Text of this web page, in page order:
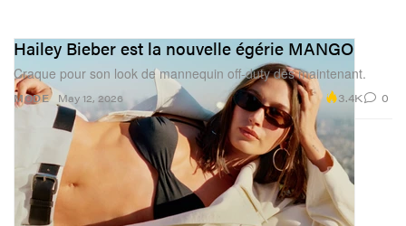
MODE
Hailey Bieber est la nouvelle égérie MANGO
Craque pour son look de mannequin off-duty dès maintenant.
May 12, 2026 3.4K 0